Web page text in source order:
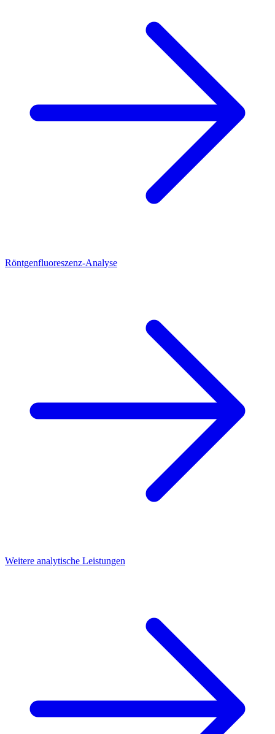
Röntgenfluoreszenz-Analyse
Weitere analytische Leistungen